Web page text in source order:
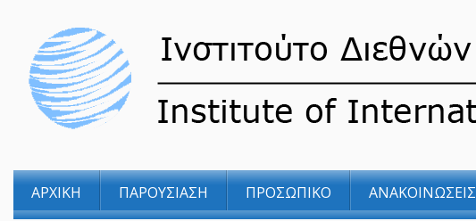
ΑΡΧΙΚΗ ΠΑΡΟΥΣΙΑΣΗ ΠΡΟΣΩΠΙΚΟ ΑΝΑΚΟΙΝΩΣΕΙΣ